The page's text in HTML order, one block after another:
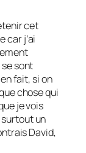
cet
car j’ai
sont
fait, si on
chose qui
je vois
surtout un
David,